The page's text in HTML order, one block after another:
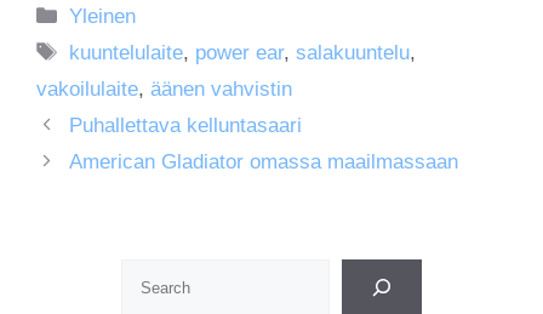
Kategoriat
Yleinen
Avainsanat
kuuntelulaite, power ear,salakuuntelu,
vakoilulaite, äänen vahvistin
Puhallettava kelluntasaari
American Gladiator omassa maailmassaan